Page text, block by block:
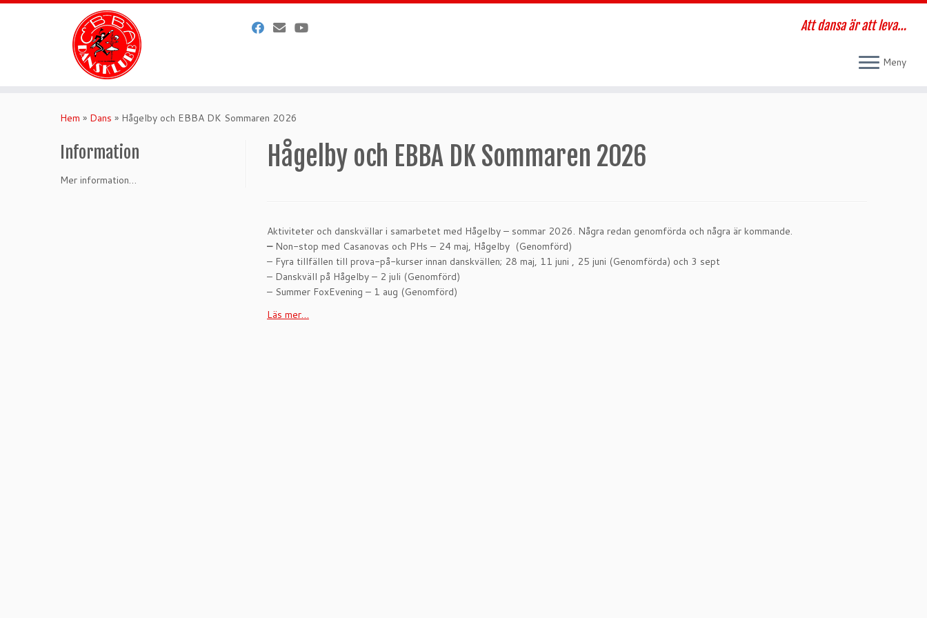
Att dansa är att leva…
Meny
Hem » Dans » Hågelby och EBBA DK Sommaren 2026
Information
Mer information…
Hågelby och EBBA DK Sommaren 2026
Aktiviteter och danskvällar i samarbetet med Hågelby – sommar 2026. Några redan genomförda och några är kommande.
– Non-stop med Casanovas och PHs – 24 maj, Hågelby (Genomförd)
– Fyra tillfällen till prova-på-kurser innan danskvällen; 28 maj, 11 juni , 25 juni (Genomförda) och 3 sept
– Danskväll på Hågelby – 2 juli (Genomförd)
– Summer FoxEvening – 1 aug (Genomförd)
Läs mer…